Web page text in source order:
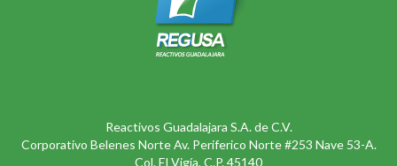
Reactivos Guadalajara S.A. de C.V.
Corporativo Belenes Norte Av. Periferico Norte #253 Nave 53-A.
Col. El Vigía, C.P. 45140